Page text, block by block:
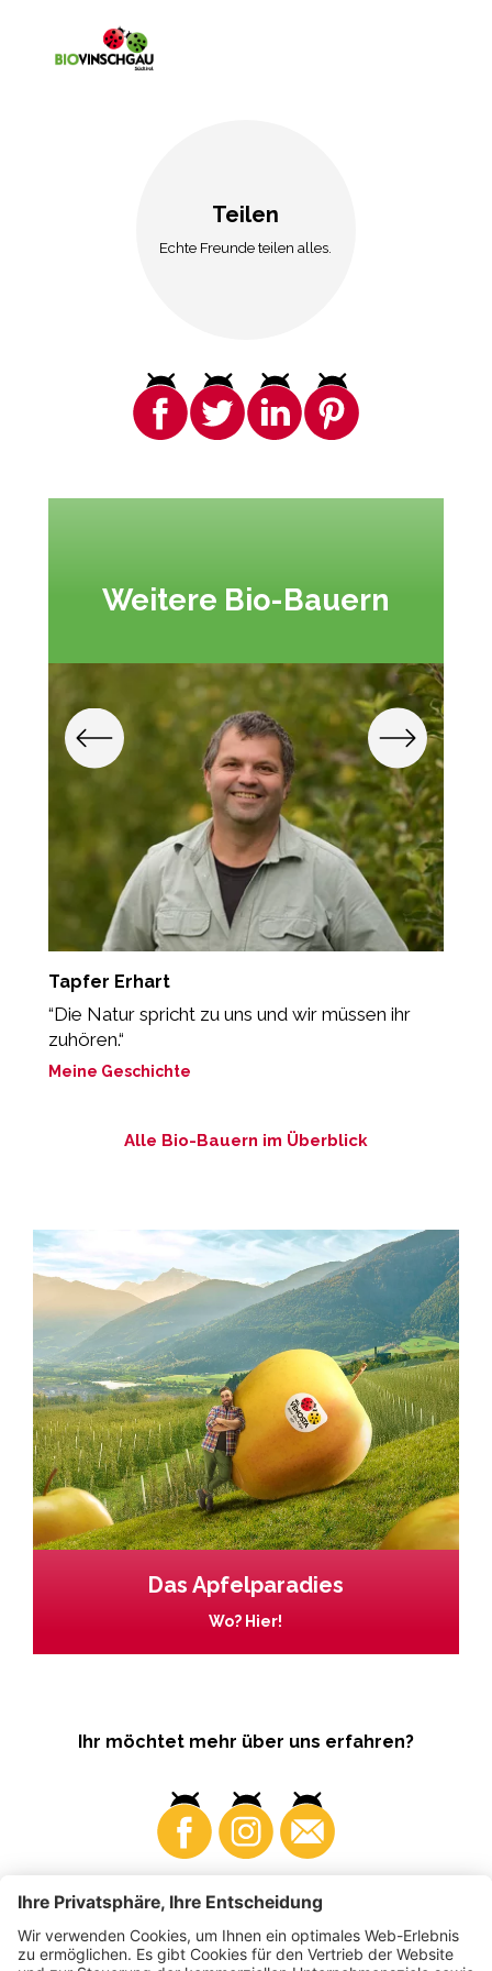
Teilen
Echte Freunde teilen alles.
Weitere Bio-Bauern
Tapfer Erhart
“Die Natur spricht zu uns und wir müssen ihr
zuhören.“
Meine Geschichte
Alle Bio-Bauern im Überblick
Das Apfelparadies
Wo? Hier!
Ihr möchtet mehr über uns erfahren?
Business Produzenten